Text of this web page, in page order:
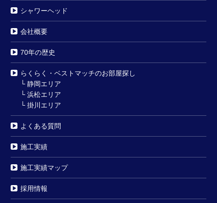
シャワーヘッド
会社概要
70年の歴史
らくらく・ベストマッチのお部屋探し
└静岡エリア
└浜松エリア
└掛川エリア
よくある質問
施工実績
施工実績マップ
採用情報